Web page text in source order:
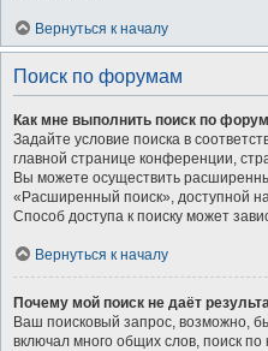
Вернуться к началу
Поиск по форумам
Как мне выполнить поиск по
Задайте условие поиска в
главной странице конференции,
Вы можете осуществить
«Расширенный поиск», доступной
Способ доступа к поиску может
Вернуться к началу
Почему мой поиск не даёт
Ваш поисковый запрос, возможно,
включал много общих слов, поиск